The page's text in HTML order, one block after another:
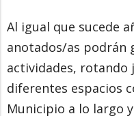
Al igual que sucede
anotados/as podrán
actividades, rotando
diferentes espacios
Municipio a lo largo